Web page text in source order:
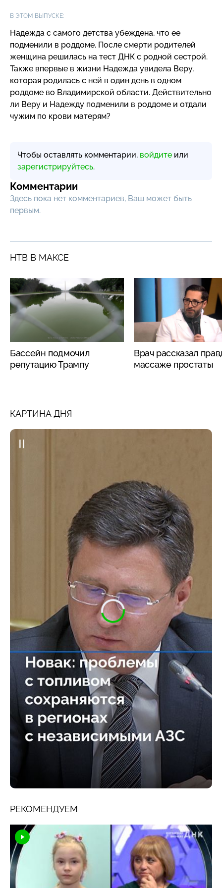
В ЭТОМ ВЫПУСКЕ:
Надежда с самого детства убеждена, что ее
подменили в роддоме. После смерти родителей
женщина решилась на тест ДНК с родной сестрой.
Также впервые в жизни Надежда увидела Веру,
которая родилась с ней в один день в одном
роддоме во Владимирской области. Действительно
ли Веру и Надежду подменили в роддоме и отдали
чужим по крови матерям?
Чтобы оставлять комментарии, войдите или
зарегистрируйтесь.
Комментарии
Здесь пока нет комментариев, Ваш может быть
первым.
НТВ В МАКСЕ
Бассейн подмочил
репутацию Трампу
Врач рассказал
массаже простаты
КАРТИНА ДНЯ
РЕКОМЕНДУЕМ